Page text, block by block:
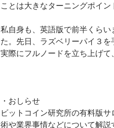
ことは大きなターニングポイン
私自身も、英語版で前半くら
た。先日、ラズベリーパイ３
実際にフルノードを立ち上げて
・おしらせ
ビットコイン研究所の有料版
術や業界事情などについて解